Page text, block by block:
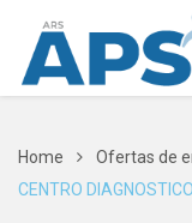
Home
Ofertas de
CENTRO